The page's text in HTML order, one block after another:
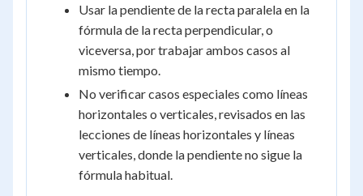
Usar la pendiente de la recta paralela en la
fórmula de la recta perpendicular, o
viceversa, por trabajar ambos casos al
mismo tiempo.
No verificar casos especiales como líneas
horizontales o verticales, revisados en las
lecciones de líneas horizontales y líneas
verticales, donde la pendiente no sigue la
fórmula habitual.